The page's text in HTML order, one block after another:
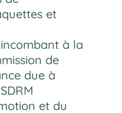
et
à la
de
due à
et du